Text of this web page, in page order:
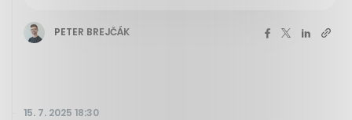
PETER BREJČÁK
15. 7. 2025 18:30